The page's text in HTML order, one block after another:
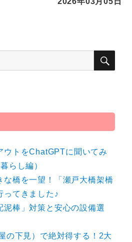
検
ウトをChatGPTに聞いてみ
らし編）
な橋を一望！「瀬戸大橋架橋
ってきました♪
泥棒」対策と安心の設備選
の下見）で絶対得する！2大